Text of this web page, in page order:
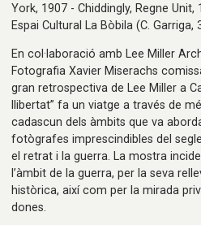
York, 1907 - Chiddingly, Regne Unit,
Espai Cultural La Bòbila (C. Garriga,
En col·laboració amb Lee Miller
Fotografia Xavier Miserachs
gran retrospectiva de Lee Miller a
llibertat” fa un viatge a través de
cadascun dels àmbits que va
fotògrafes imprescindibles del
el retrat i la guerra. La mostra
l’àmbit de la guerra, per la seva
històrica, així com per la mirada
dones.